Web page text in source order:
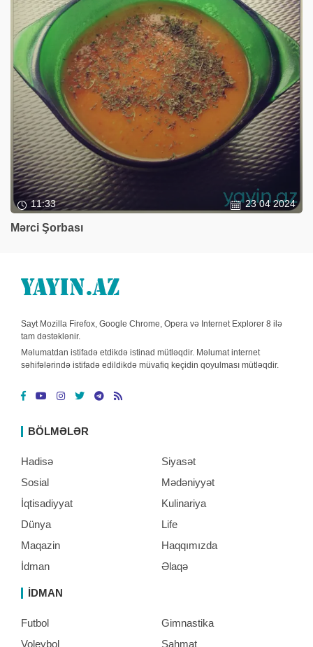
11:33 23 04 2024
Mərci Şorbası
Sayt Mozilla Firefox, Google Chrome, Opera və Internet Explorer 8 ilə
tam dəstəklənir.
Məlumatdan istifadə etdikdə istinad mütləqdir. Məlumat internet
səhifələrində istifadə edildikdə müvafiq keçidin qoyulması mütləqdir.
BÖLMƏLƏR
Hadisə
Sosial
İqtisadiyyat
Dünya
Maqazin
İdman
Siyasət
Mədəniyyət
Kulinariya
Life
Haqqımızda
Əlaqə
İDMAN
Futbol
Voleybol
Gimnastika
Şahmat